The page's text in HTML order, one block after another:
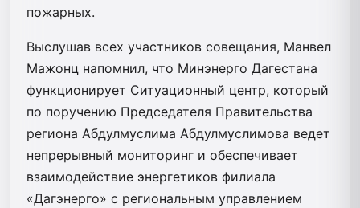
пожарных.
Выслушав всех участников совещания, Манвел
Мажонц напомнил, что Минэнерго Дагестана
функционирует Ситуационный центр, который
по поручению Председателя Правительства
региона Абдулмуслима Абдулмуслимова ведет
непрерывный мониторинг и обеспечивает
взаимодействие энергетиков филиала
«Дагэнерго» с региональным управлением